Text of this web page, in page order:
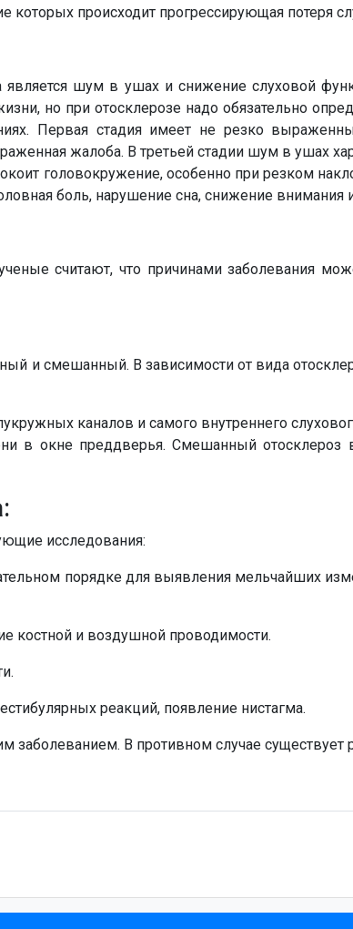
происходит прогрессирующая потеря
является шум в ушах и снижение слуховой
но при отосклерозе надо обязательно
Первая стадия имеет не резко
жалоба. В третьей стадии шум в ушах
головокружение, особенно при резком
боль, нарушение сна, снижение внимания
считают, что причинами заболевания
и смешанный. В зависимости от вида
каналов и самого внутреннего
в окне преддверья. Смешанный отосклероз
исследования:
порядке для выявления мельчайших
костной и воздушной проводимости.
реакций, появление нистагма.
заболеванием. В противном случае